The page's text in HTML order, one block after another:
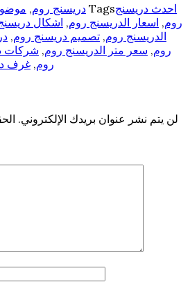
دريسنج روم, Tagsاحدث دريسنج
روم, اسعار الدريسنج روم, اشكال
الدريسنج روم, تصميم دريسنج روم,
روم, سعر متر الدريسنج روم, شركات
روم, غرف
لن يتم نشر عنوان بريدك الإلكتروني.